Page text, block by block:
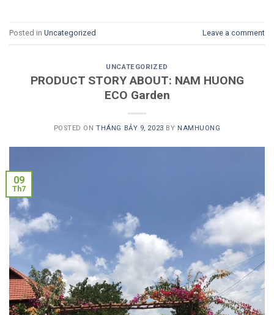
Posted in Uncategorized Leave a comment
UNCATEGORIZED
PRODUCT STORY ABOUT: NAM HUONG
ECO Garden
POSTED ONTHÁNG BẢY 9, 2023 BY NAMHUONG
09
Th7